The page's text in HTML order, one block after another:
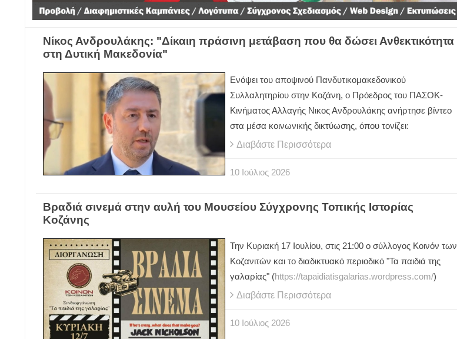
Νίκος Ανδρουλάκης: "Δίκαιη πράσινη μετάβαση που θα δώσει Ανθεκτικότητα
στη Δυτική Μακεδονία"
Ενόψει του αποψινού Πανδυτικομακεδονικού
Συλλαλητηρίου στην Κοζάνη, ο Πρόεδρος του ΠΑΣΟΚ-
Κινήματος Αλλαγής Νικος Ανδρουλάκης ανήρτησε βίντεο
στα μέσα κοινωνικής δικτύωσης, όπου τονίζει:
Διαβάστε Περισσότερα
10 Ιούλιος 2026
Βραδιά σινεμά στην αυλή του Μουσείου Σύγχρονης Τοπικής Ιστορίας
Κοζάνης
Την Κυριακή 17 Ιουλίου, στις 21:00 ο σύλλογος Κοινόν των
Κοζανιτών και το διαδικτυακό περιοδικό "Τα παιδιά της
γαλαρίας" (https://tapaidiatisgalarias.wordpress.com/)
Διαβάστε Περισσότερα
10 Ιούλιος 2026